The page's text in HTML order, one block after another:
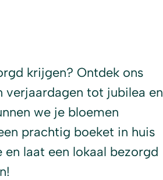
krijgen? Ontdek ons
verjaardagen tot jubilea en
we je bloemen
prachtig boeket in huis
laat een lokaal bezorgd